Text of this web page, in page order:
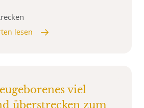
lesen
viel
überstrecken zum